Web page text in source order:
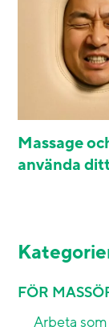
Massage
använda
FÖR
Arbeta